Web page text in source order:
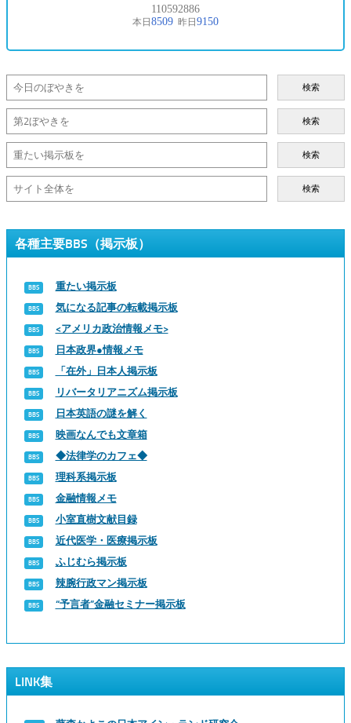
検索
検索
検索
検索
各種主要BBS（掲示板）
重たい掲示板
気になる記事の転載掲示板
<アメリカ政治情報メモ>
日本政界●情報メモ
「在外」日本人掲示板
リバータリアニズム掲示板
日本英語の謎を解く
映画なんでも文章箱
◆法律学のカフェ◆
理科系掲示板
金融情報メモ
小室直樹文献目録
近代医学・医療掲示板
ふじむら掲示板
辣腕行政マン掲示板
“予言者”金融セミナー掲示板
LINK集